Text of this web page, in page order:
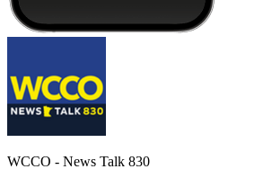
WCCO - News Talk 830